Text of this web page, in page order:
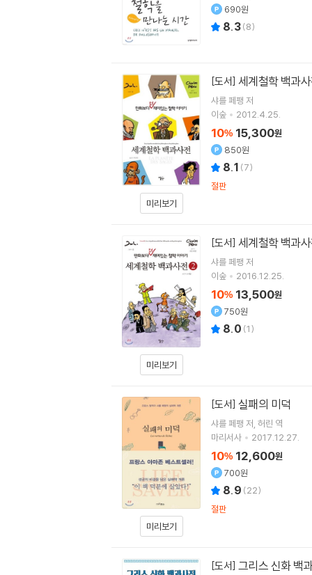
690원
8.3(8)
미리보기
[도서] 세계철학 백과
샤를 페팽 저
이숲
2012.4.25.
10% 15,300원
850원
8.1 (7)
절판
미리보기
[도서] 세계철학 백과
샤를 페팽 저
이숲
2016.12.25.
10% 13,500원
750원
8.0 (1)
미리보기
[도서] 실패의 미덕
샤를 페팽 저 허린 역
마리서사
2017.12.27.
10% 12,600원
700원
8.9 (22)
절판
[도서] 그리스 신화 백